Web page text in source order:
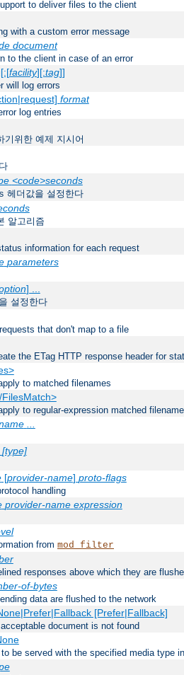
to deliver files to the client
with a custom error message
document
to the client in case of an error
facility][:tag]]
will log errors
format
log entries
기위한 예제 지시어
<code>seconds
헤더값을 설정한다
알고리즘
information for each request
parameters
] ...
설정한다
that don't map to a file
the ETag HTTP response header for
to matched filenames
to regular-expression matched
...
[type]
[provider-name] proto-flags
handling
provider-name expression
from mod_filter
responses above which they are
of-bytes
data are flushed to the network
[Prefer|Fallback]
document is not found
be served with the specified media type